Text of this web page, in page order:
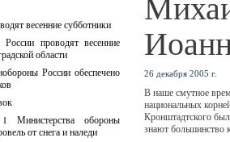
весенние субботники
проводят весенние
области
России обеспечено
Министерства обороны
от снега и наледи
26 декабря 2005 г.
В наше смутное
национальных
Кронштадтского
знают большинство